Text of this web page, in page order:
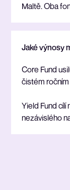
Maltě. Oba
Jaké výnosy
Core Fund
čistém
Yield Fund cílí
nezávislého